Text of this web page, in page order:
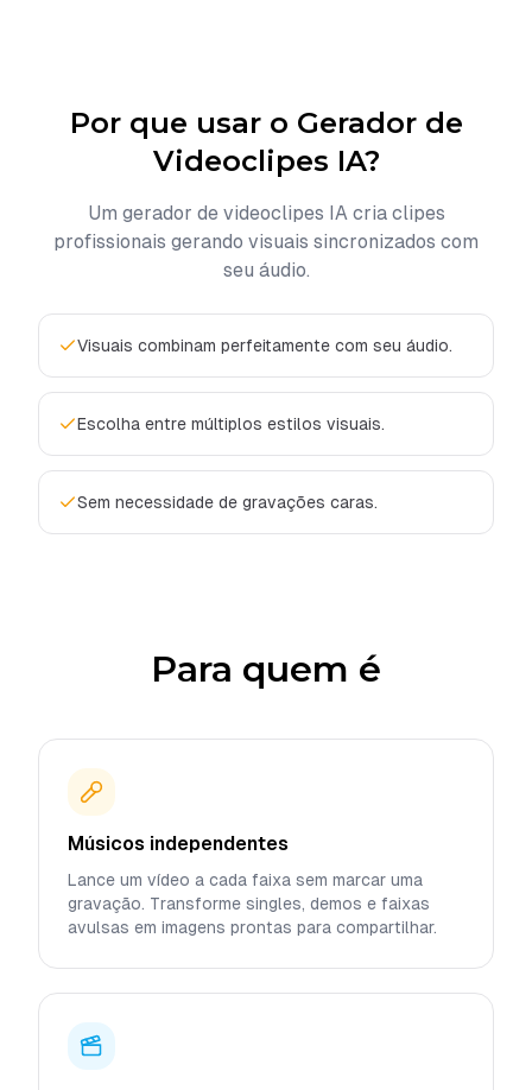
Por que usar o Gerador de
Videoclipes IA?
Um gerador de videoclipes IA cria clipes
profissionais gerando visuais sincronizados com
seu áudio.
Visuais combinam perfeitamente com seu áudio.
Escolha entre múltiplos estilos visuais.
Sem necessidade de gravações caras.
Para quem é
Músicos independentes
Lance um vídeo a cada faixa sem marcar uma
gravação. Transforme singles, demos e faixas
avulsas em imagens prontas para compartilhar.